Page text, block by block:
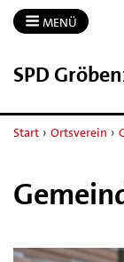
MENÜ
SPD
Start › Ortsverein ›